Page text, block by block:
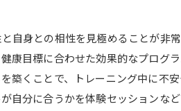
考慮する
り入れる
柔軟性
身との相性を見極めることが非
目標に合わせた効果的なプログ
くことで、トレーニング中に不
分に合うかを体験セッションな